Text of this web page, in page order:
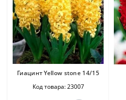
Гиацинт Yellow stone 14/15
Код товара: 23007